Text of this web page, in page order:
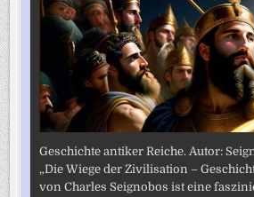
Geschichte antiker Reiche. Autor:
„Die Wiege der Zivilisation –
von Charles Seignobos ist eine